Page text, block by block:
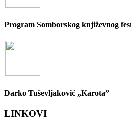
Program Somborskog književnog
Darko Tuševljaković „Karota”
LINKOVI